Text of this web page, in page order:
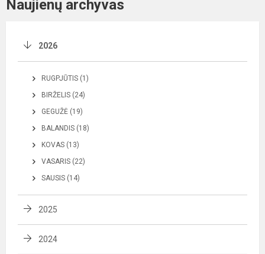
Naujienų archyvas
2026
RUGPJŪTIS (1)
BIRŽELIS (24)
GEGUŽĖ (19)
BALANDIS (18)
KOVAS (13)
VASARIS (22)
SAUSIS (14)
2025
2024